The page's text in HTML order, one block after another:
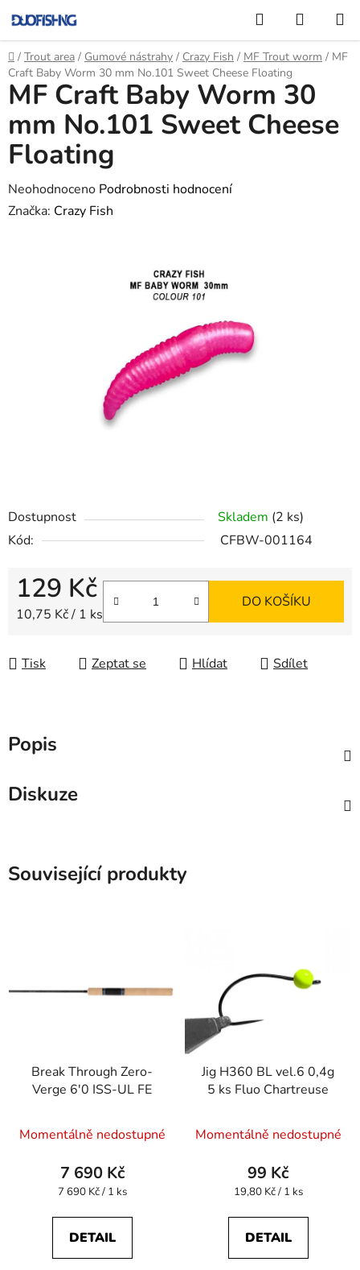
na
obsah
Hledat
KOŠÍK
Domů
/ Trout area / Gumové nástrahy / Crazy Fish / MF Trout worm / MF
Craft Baby Worm 30 mm No.101 Sweet Cheese Floating
Dostupnost Skladem (2 ks)
Kód:
CFBW-001164
129 Kč
Měrná cena:
10,75 Kč / 1 ks
DO KOŠÍKU
Tisk Zeptat se Hlídat Sdílet
MF Craft Baby Worm 30
mm No.101 Sweet Cheese
Floating
Průměrné
hodnocení
Neohodnoceno Podrobnosti hodnocení
Značka: Crazy Fish
Popis
Diskuze
Související produkty
Break Through Zero-
Verge 6'0 ISS-UL FE
Momentálně nedostupné
7 690 Kč
Měrná
7 690 Kč / 1 ks
DETAIL
Jig H360 BL vel.6 0,4g
5 ks Fluo Chartreuse
Momentálně nedostupné
99 Kč
Měrná
19,80 Kč / 1 ks
DETAIL